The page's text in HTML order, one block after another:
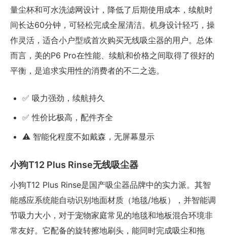
量尘杯和可水洗滤网设计，降低了后期使用成本，续航时
间长达60分钟，可轻松完成全屋清洁。机身设计轻巧，操
作灵活，适合小户型或首次购买无线吸尘器的用户。总体
而言，美的P6 Pro在性能、续航和价格之间取得了很好的
平衡，是追求实用性的消费者的不二之选。
✅ 吸力强劲，续航持久
✅ 性价比极高，配件齐全
⚠️ 智能化程度不如戴森，无屏幕显示
小狗T12 Plus Rinse无线吸尘器
小狗T12 Plus Rinse是国产吸尘器品牌中的实力派。其智
能感应系统能自动识别地面材质（地毯/地板），并智能调
节吸力大小，对于宠物家庭常见的地毯和地板混合环境非
常友好。它配备的旋转擦地刷头，能同时完成吸尘和拖